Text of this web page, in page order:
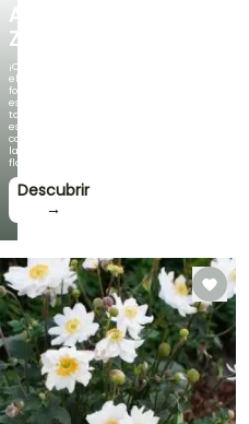
AGAPANTHUS
ZAMBEZI
¡Cuando
el
follaje
es
tan
espectacular
como
la
floración!
Descubrir
→